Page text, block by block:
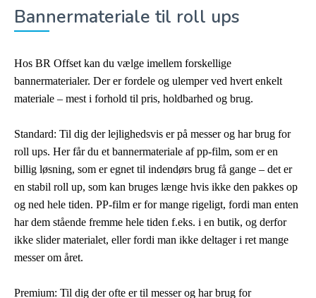
Bannermateriale til roll ups
Hos BR Offset kan du vælge imellem forskellige
bannermaterialer. Der er fordele og ulemper ved hvert enkelt
materiale – mest i forhold til pris, holdbarhed og brug.
Standard: Til dig der lejlighedsvis er på messer og har brug for
roll ups. Her får du et bannermateriale af pp-film, som er en
billig løsning, som er egnet til indendørs brug få gange – det er
en stabil roll up, som kan bruges længe hvis ikke den pakkes op
og ned hele tiden. PP-film er for mange rigeligt, fordi man enten
har dem stående fremme hele tiden f.eks. i en butik, og derfor
ikke slider materialet, eller fordi man ikke deltager i ret mange
messer om året.
Premium: Til dig der ofte er til messer og har brug for